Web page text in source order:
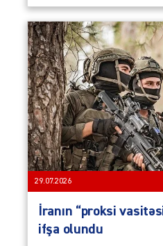
29.07.2026
İranın “proksi
ifşa olundu